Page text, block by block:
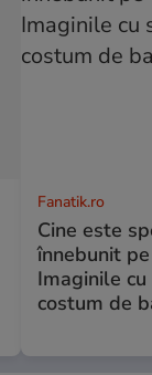
Fanatik.ro
Cine este
înnebunit
Imaginile
costum de